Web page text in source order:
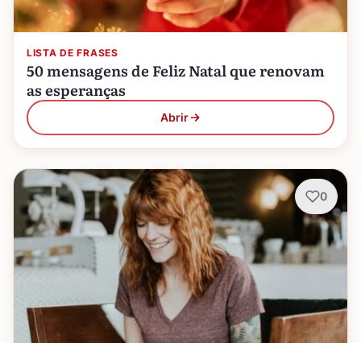
LISTA DE FRASES
50 mensagens de Feliz Natal que renovam
as esperanças
Abrir
0